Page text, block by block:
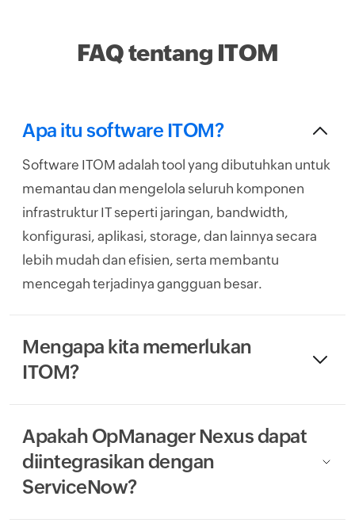
FAQ tentang ITOM
Apa itu software ITOM?
Software ITOM adalah tool yang dibutuhkan untuk
memantau dan mengelola seluruh komponen
infrastruktur IT seperti jaringan, bandwidth,
konfigurasi, aplikasi, storage, dan lainnya secara
lebih mudah dan efisien, serta membantu
mencegah terjadinya gangguan besar.
Mengapa kita memerlukan
ITOM?
Apakah OpManager Nexus dapat
diintegrasikan dengan
ServiceNow?